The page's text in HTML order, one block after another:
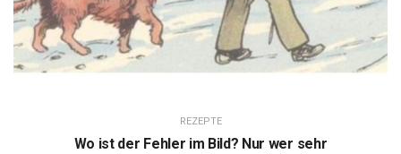
REZEPTE
Wo ist der Fehler im Bild? Nur wer sehr